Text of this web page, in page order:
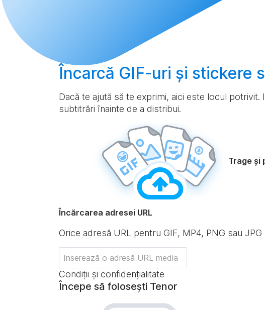
Încarcă GIF-uri și stickere
Dacă te ajută să te exprimi, aici este locul
subtitrări înainte de a distribui.
Trage și
Încărcarea adresei URL
Orice adresă URL pentru GIF, MP4, PNG sau JPG
Condiții și confidențialitate
Începe să folosești Tenor